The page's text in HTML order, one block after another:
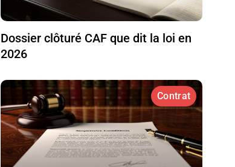
Dossier clôturé CAF que dit la loi en
2026
Contrat